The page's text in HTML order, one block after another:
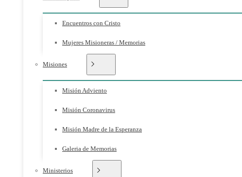
Encuentros con Cristo
Mujeres Misioneras / Memorias
Misiones
Misión Adviento
Misión Coronavirus
Misión Madre de la Esperanza
Galeria de Memorias
Ministerios